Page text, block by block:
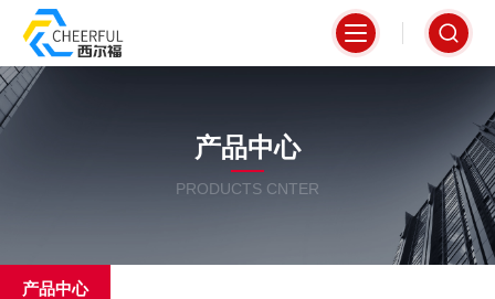
产品中心
PRODUCTS CNTER
产品中心